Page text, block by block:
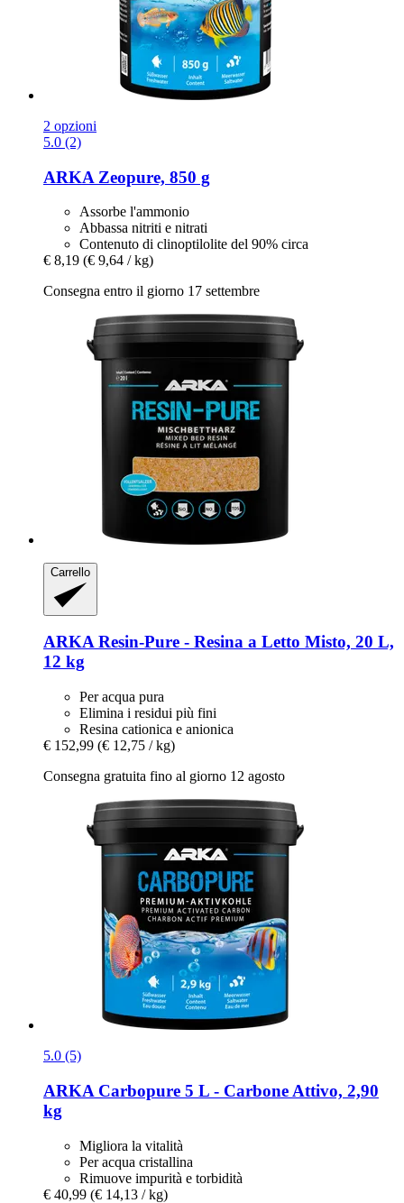
2 opzioni
5.0 (2)
ARKA Zeopure, 850 g
Assorbe l'ammonio
Abbassa nitriti e nitrati
Contenuto di clinoptilolite del 90% circa
€ 8,19 (€ 9,64 / kg)
Consegna entro il giorno 17 settembre
Carrello
ARKAResin-​Pure -​ Resina a Letto Misto, 20 L,
12 kg
Per acqua pura
Elimina i residui più fini
Resina cationica e anionica
€ 152,99 (€ 12,75 / kg)
Consegna gratuita fino al giorno 12 agosto
5.0 (5)
ARKA Carbopure 5 L -​ Carbone Attivo, 2,90
kg
Migliora la vitalità
Per acqua cristallina
Rimuove impurità e torbidità
€ 40,99 (€ 14,13 / kg)